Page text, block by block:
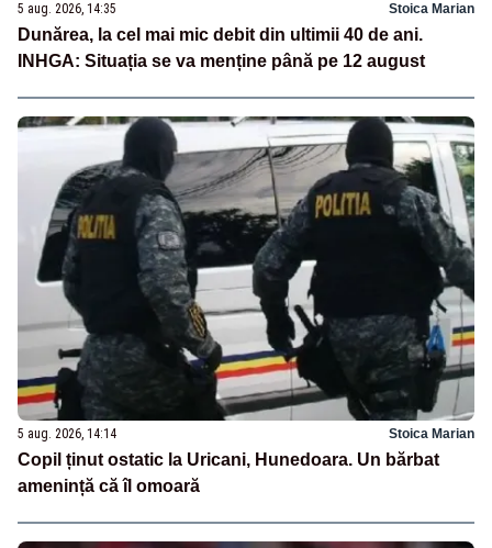
5 aug. 2026, 14:35 Stoica Marian
Dunărea, la cel mai mic debit din ultimii 40 de ani.
INHGA: Situația se va menține până pe 12 august
5 aug. 2026, 14:14 Stoica Marian
Copil ținut ostatic la Uricani, Hunedoara. Un bărbat
amenință că îl omoară